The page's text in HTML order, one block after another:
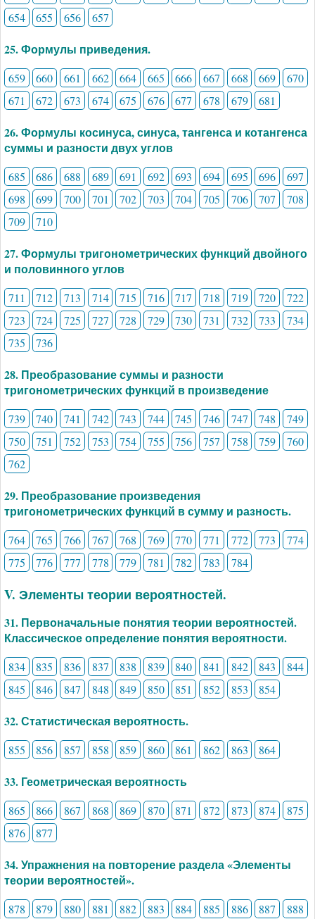
654
655 656 657
25. Формулы приведения.
659 660 661 662 664 665 666 667 668 669
670
671
672 673 674 675 676 677 678 679 681
26. Формулы косинуса, синуса, тангенса и котангенса
суммы и разности двух углов
685 686 688 689 691 692 693 694 695 696
697
698
699 700 701 702 703 704 705 706 707
708
709
710
27. Формулы тригонометрических функций двойного
и половинного углов
711 712 713 714 715 716 717 718 719 720
722
723
724 725 727 728 729 730 731 732 733
734
735
736
28. Преобразование суммы и разности
тригонометрических функций в произведение
739 740 741 742 743 744 745 746 747 748
749
750
751 752 753 754 755 756 757 758 759
760
762
29. Преобразование произведения
тригонометрических функций в сумму и разность.
764 765 766 767 768 769 770 771 772 773
774
775
776 777 778 779 781 782 783 784
V. Элементы теории вероятностей.
31. Первоначальные понятия теории вероятностей.
Классическое определение понятия вероятности.
834 835 836 837 838 839 840 841 842 843
844
845
846 847 848 849 850 851 852 853 854
32. Статистическая вероятность.
855 856 857 858 859 860 861 862 863 864
33. Геометрическая вероятность
865 866 867 868 869 870 871 872 873 874
875
876
877
34. Упражнения на повторение раздела «Элементы
теории вероятностей».
878 879 880 881 882 883 884 885 886 887 888